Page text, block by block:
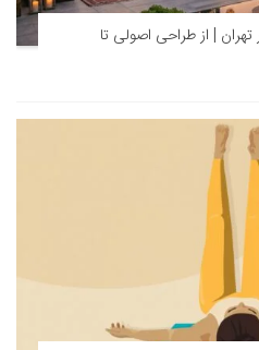
در تهران | از طراحی اصولی تا